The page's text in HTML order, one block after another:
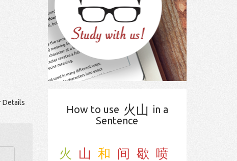
Details
How to use 火山 in a
Sentence
火 山 和 间 歇 喷